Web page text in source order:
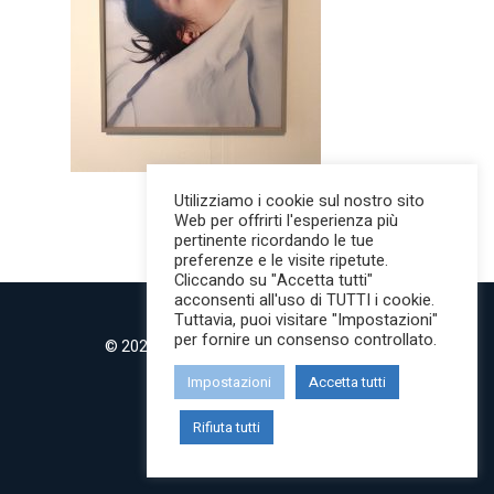
© 2022 MilanoMind | Tutti i diritti riservati.
P.IVA 09853820968
twitter instagram
Utilizziamo i cookie sul nostro sito
Web per offrirti l'esperienza più
pertinente ricordando le tue
preferenze e le visite ripetute.
Cliccando su "Accetta tutti"
acconsenti all'uso di TUTTI i cookie.
Tuttavia, puoi visitare "Impostazioni"
per fornire un consenso controllato.
Impostazioni Accetta tutti
Rifiuta tutti